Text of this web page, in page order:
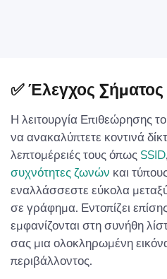
✅ Έλεγχος
Η λειτουργία Επιθεώρησης
να ανακαλύπτετε κοντινά
λεπτομέρειές τους όπως SSID
συχνότητες ζωνών και
εναλλάσσεστε εύκολα
σε γράφημα. Εντοπίζει
εμφανίζονται στη συνήθη
σας μια ολοκληρωμένη
περιβάλλοντος.